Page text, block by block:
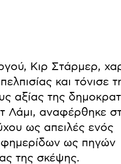
Κιρ Στάρμερ,
και τόνισε
αξίας της
Λάμι, αναφέρθηκε
ως απειλές ενός
ως πηγών
της σκέψης.